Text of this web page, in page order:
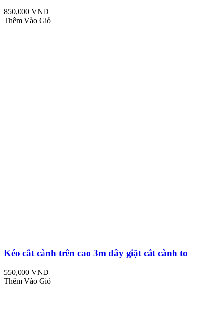
850,000 VND
Thêm Vào Giỏ
Kéo cắt cành trên cao 3m dây giật cắt cành to
550,000 VND
Thêm Vào Giỏ